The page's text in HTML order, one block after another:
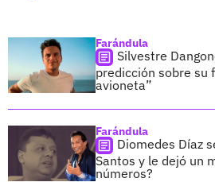
Farándula
Silvestre
predicción sobre su
avioneta”
Farándula
Diomedes Díaz
Santos y le dejó un
números?